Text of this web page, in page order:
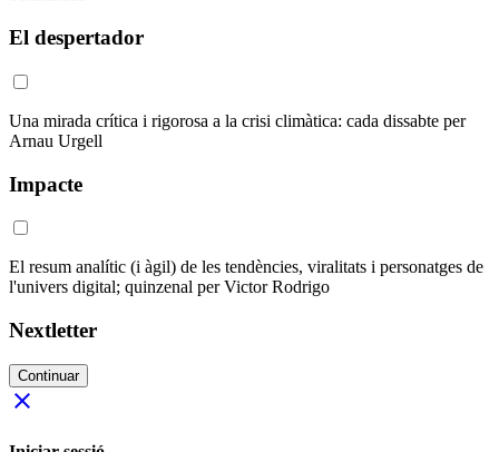
El despertador
Una mirada crítica i rigorosa a la crisi climàtica: cada dissabte per
Arnau Urgell
Impacte
El resum analític (i àgil) de les tendències, viralitats i personatges de
l'univers digital; quinzenal per Victor Rodrigo
Nextletter
Continuar
close